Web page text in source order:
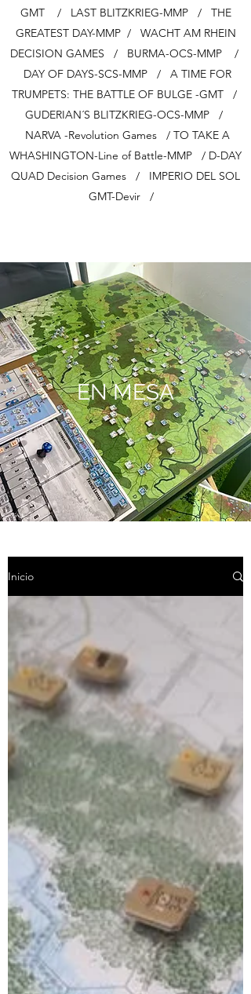
GMT / LAST BLITZKRIEG-MMP / THE
GREATEST DAY-MMP / WACHT AM RHEIN
DECISION GAMES / BURMA-OCS-MMP /
DAY OF DAYS-SCS-MMP / A TIME FOR
TRUMPETS: THE BATTLE OF BULGE -GMT /
GUDERIAN´S BLITZKRIEG-OCS-MMP /
NARVA -Revolution Games / TO TAKE A
WHASHINGTON-Line of Battle-MMP / D-DAY
QUAD Decision Games / IMPERIO DEL SOL
GMT-Devir /
EN MESA
Inicio